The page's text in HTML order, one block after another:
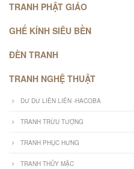
TRANH PHẬT GIÁO
GHẾ KÍNH SIÊU BỀN
ĐÈN TRANH
TRANH NGHỆ THUẬT
DƯ DƯ LIÊN LIÊN -HACOBA
TRANH TRỪU TƯỢNG
TRANH PHỤC HƯNG
TRANH THỦY MẶC